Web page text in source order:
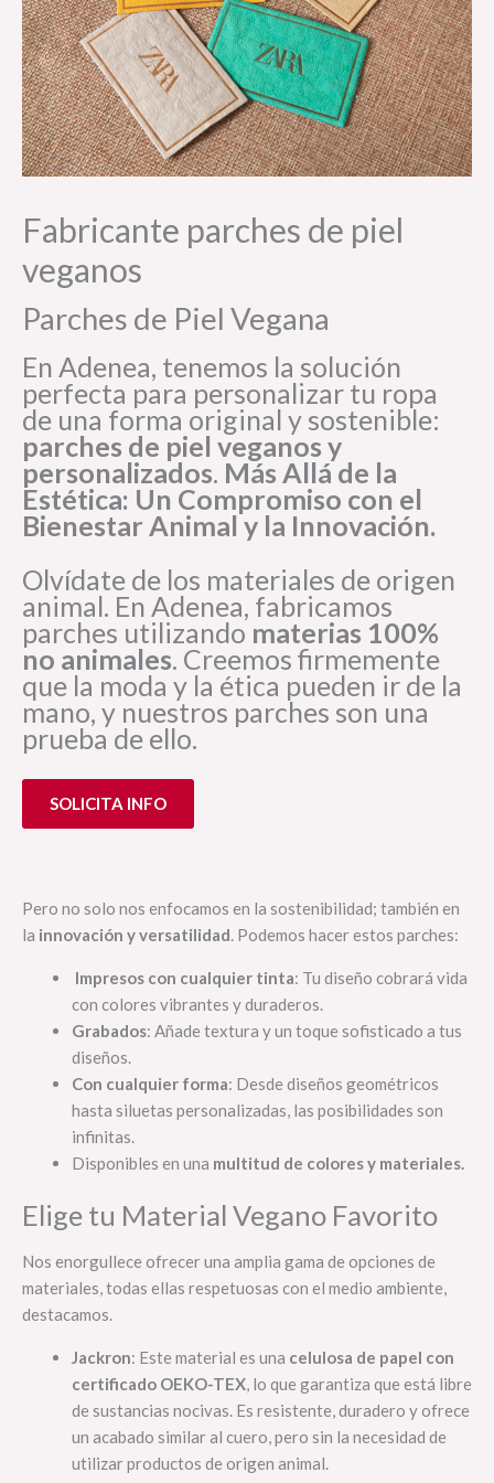
Fabricante parches de piel
veganos
Parches de Piel Vegana
En Adenea, tenemos la solución
perfecta para personalizar tu ropa
de una forma original y sostenible:
parches de piel veganos y
personalizados. Más Allá de la
Estética: Un Compromiso con el
Bienestar Animal y la Innovación.
Olvídate de los materiales de origen
animal. En Adenea, fabricamos
parches utilizando materias 100%
no animales. Creemos firmemente
que la moda y la ética pueden ir de la
mano, y nuestros parches son una
prueba de ello.
SOLICITA INFO
Pero no solo nos enfocamos en la sostenibilidad; también en
la innovación y versatilidad. Podemos hacer estos parches:
Impresos con cualquier tinta: Tu diseño cobrará vida
con colores vibrantes y duraderos.
Grabados: Añade textura y un toque sofisticado a tus
diseños.
Con cualquier forma: Desde diseños geométricos
hasta siluetas personalizadas, las posibilidades son
infinitas.
Disponibles en una multitud de colores y materiales.
Elige tu Material Vegano Favorito
Nos enorgullece ofrecer una amplia gama de opciones de
materiales, todas ellas respetuosas con el medio ambiente,
destacamos.
Jackron: Este material es una celulosa de papel con
certificado OEKO-TEX, lo que garantiza que está libre
de sustancias nocivas. Es resistente, duradero y ofrece
un acabado similar al cuero, pero sin la necesidad de
utilizar productos de origen animal.